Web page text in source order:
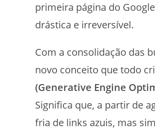
primeira página do
drástica e irreversível.
Com a consolidação das
novo conceito que todo
(Generative Engine
Significa que, a partir de
fria de links azuis, mas